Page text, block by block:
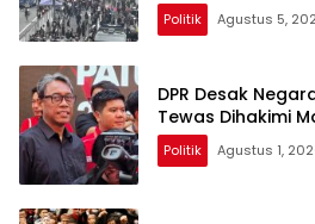
Politik Agustus 5,
DPR Desak
Tewas Dihakimi
Politik Agustus 1,